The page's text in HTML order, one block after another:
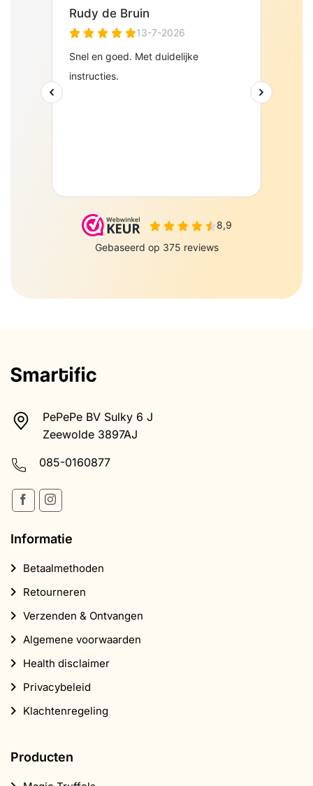
PePePe BV Sulky 6 J
Zeewolde 3897AJ
085-0160877
Informatie
Betaalmethoden
Retourneren
Verzenden & Ontvangen
Algemene voorwaarden
Health disclaimer
Privacybeleid
Klachtenregeling
Producten